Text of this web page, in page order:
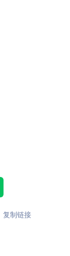
复制链接